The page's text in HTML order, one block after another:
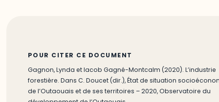
POUR CITER CE DOCUMENT
Gagnon, Lynda et Iacob Gagné-Montcalm (2020). L’industrie
forestière. Dans C. Doucet (dir.), État de situation
de l’Outaouais et de ses territoires – 2020, Observatoire du